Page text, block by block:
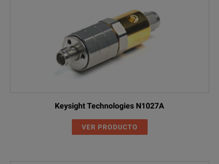
Keysight Technologies N1027A
VER PRODUCTO